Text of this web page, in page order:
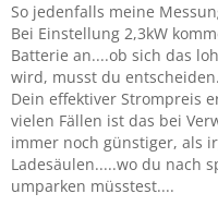
So jedenfalls meine
Bei Einstellung 2,3kW
Batterie an....ob sich das
wird, musst du entscheiden.
Dein effektiver Strompreis
vielen Fällen ist das bei
immer noch günstiger, als
Ladesäulen.....wo du nach
umparken müsstest....